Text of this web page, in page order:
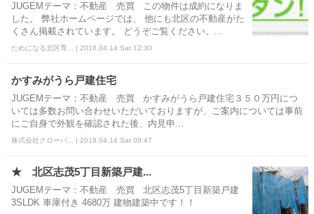
JUGEMテーマ：不動産 売買 この物件は成約になりま
した。 弊社ホームページでは、 他にも北区の不動産がた
くさん掲載されています。 どうぞご覧ください。...
ためになる北区専... | 2018.04.14 Sat 12:30
かすみがうら戸建住宅
JUGEMテーマ：不動産 売買 かすみがうら戸建住宅３５０万円につ
いては多数お問い合わせいただいておりますが、ご案内については事前
にご自身で外観を確認された後、内見申...
株式会社クローバ... | 2018.04.14 Sat 09:47
★ 北区志茂5丁目新築戸建...
JUGEMテーマ：不動産 売買 北区志茂5丁目新築戸建
3SLDK 車庫付き 4680万 建物建築中です！！